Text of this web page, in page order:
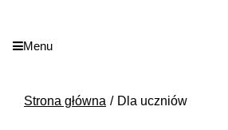
Menu
Strona główna Dla uczniów